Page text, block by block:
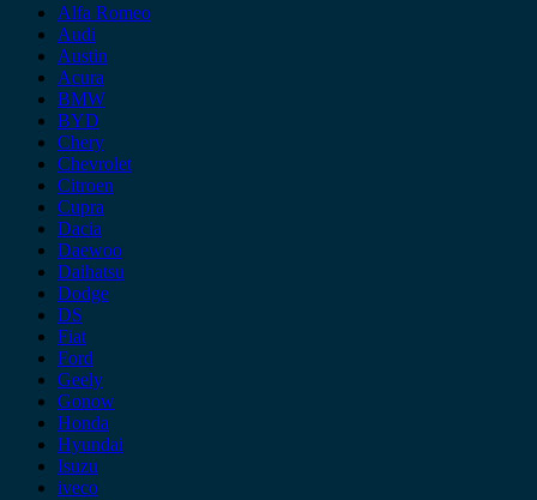
Alfa Romeo
Audi
Austin
Acura
BMW
BYD
Chery
Chevrolet
Citroen
Cupra
Dacia
Daewoo
Daihatsu
Dodge
DS
Fiat
Ford
Geely
Gonow
Honda
Hyundai
Isuzu
iveco